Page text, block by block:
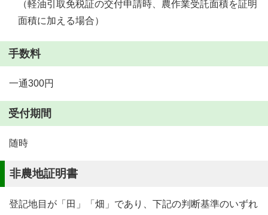
（軽油引取免税証の交付申請時、農作業受託面積を証明
面積に加える場合）
手数料
一通300円
受付期間
随時
非農地証明書
登記地目が「田」「畑」であり、下記の判断基準のいずれ